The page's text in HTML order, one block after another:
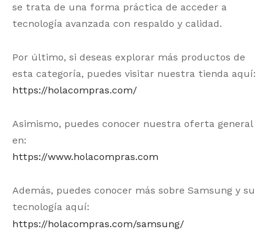
se trata de una forma práctica de acceder a
tecnología avanzada con respaldo y calidad.
Por último, si deseas explorar más productos de
esta categoría, puedes visitar nuestra tienda aquí:
https://holacompras.com/
Asimismo, puedes conocer nuestra oferta general
en:
https://www.holacompras.com
Además, puedes conocer más sobre Samsung y su
tecnología aquí:
https://holacompras.com/samsung/